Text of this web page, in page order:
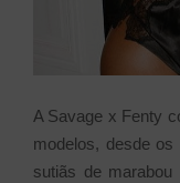
A Savage x Fenty
modelos, desde
sutiãs de